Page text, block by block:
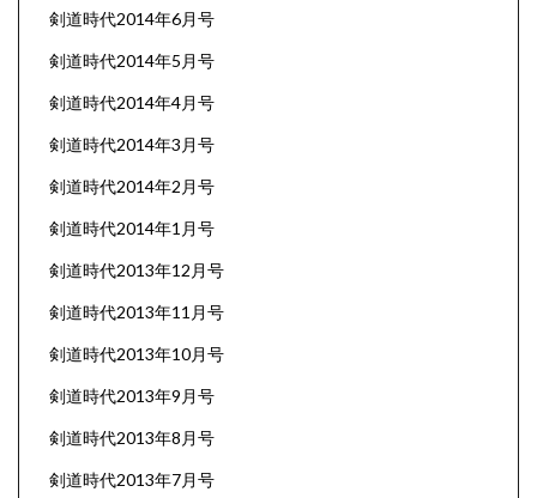
剣道時代2014年6月号
剣道時代2014年5月号
剣道時代2014年4月号
剣道時代2014年3月号
剣道時代2014年2月号
剣道時代2014年1月号
剣道時代2013年12月号
剣道時代2013年11月号
剣道時代2013年10月号
剣道時代2013年9月号
剣道時代2013年8月号
剣道時代2013年7月号